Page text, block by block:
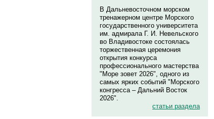
В Дальневосточном морском
тренажерном центре Морского
государственного университета
им. адмирала Г. И. Невельского
во Владивостоке состоялась
торжественная церемония
открытия конкурса
профессионального мастерства
"Море зовет 2026", одного из
самых ярких событий "Морского
конгресса – Дальний Восток
2026".
статьи раздела